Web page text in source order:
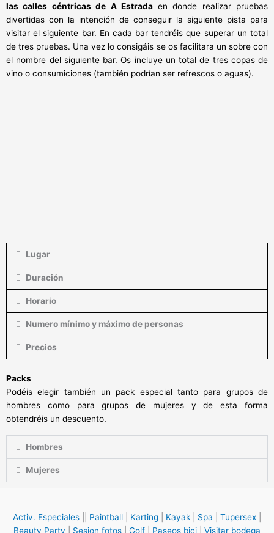
las calles céntricas de A Estrada en donde realizar pruebas
divertidas con la intención de conseguir la siguiente pista para
visitar el siguiente bar. En cada bar tendréis que superar un total
de tres pruebas. Una vez lo consigáis se os facilitara un sobre con
el nombre del siguiente bar. Os incluye un total de tres copas de
vino o consumiciones (también podrían ser refrescos o aguas).
Lugar
Duración
Horario
Numero mínimo y máximo de personas
Precios
Packs
Podéis elegir también un pack especial tanto para grupos de
hombres como para grupos de mujeres y de esta forma
obtendréis un descuento.
Hombres
Mujeres
Activ. Especiales Paintball Karting Kayak Spa Tupersex
Beauty Party
Sesion fotos Golf Paseos bici
Visitar bodega